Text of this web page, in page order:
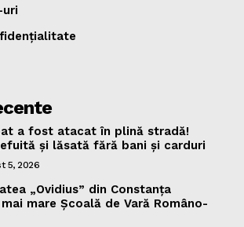
a fost atacat în plină stradă!
și lăsată fără bani și carduri
5, 2026
„Ovidius” din Constanța
mare Școală de Vară Româno-